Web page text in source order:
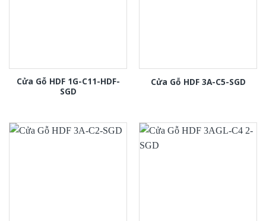
Cửa Gỗ HDF 1G-C11-HDF-
SGD
Cửa Gỗ HDF 3A-C5-SGD